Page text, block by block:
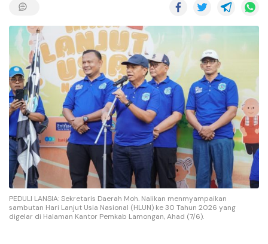
PEDULI LANSIA: Sekretaris Daerah Moh. Nalikan menmyampaikan
sambutan Hari Lanjut Usia Nasional (HLUN) ke 30 Tahun 2026 yang
digelar di Halaman Kantor Pemkab Lamongan, Ahad (7/6).